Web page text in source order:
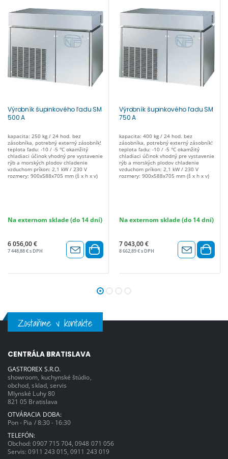
Výrobník šupinkového ľadu SM
500 A
kapacita: 250 kg / 24 hod. bez
zásobníka, potrebný externý zásobník!
teplota ľadu: -10 / -5 °C okamžitý
chladiaci účinok vhodný pre vystavenie
rýb a morských plodov chladenie
vzduchom príkon: 2,1 kW / 230 V
rozmery: 900x588x705 mm (š x h x v)
Na externom sklade (do 14 dní)
6 056,00 €
7 448,88 € s DPH
Výrobník šupinkového ľadu SM
750 A
kapacita: 400 kg / 24 hod. bez
zásobníka, potrebný externý zásobník!
teplota ľadu: -10 / -5 °C okamžitý
chladiaci účinok vhodný pre vystavenie
rýb a morských plodov chladenie
vzduchom príkon: 2,1 kW / 230 V
rozmery: 900x588x705 mm (š x h x v)
Na externom sklade (do 14 dní)
7 043,00 €
8 662,89 € s DPH
Zostaňme v kontakte
CENTRÁLA BRATISLAVA
GASTROREX S.R.O.
showroom, kuchynské štúdio,
obchod, sklad, servis
Mlynské Luhy 80
821 05 Bratislava
OTVÁRACIA DOBA:
Pon - Pia / 8:30 - 16:30
TELEFÓN:
Obchod:0907 715 704 ,0948 071 056
Servis:0911 243 015 ,0911 243 019